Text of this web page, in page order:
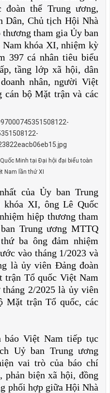
thể Trung ương,
Dân, Chủ tịch Hội Nhà
tham gia Ủy ban
khóa XI, nhiệm kỳ
397 cá nhân tiêu biểu
tầng lớp xã hội, dân
nhân, người Việt
cán bộ Mặt trận và các
Minh tại Đại hội đại biểu toàn
Nam lần thứ XI
của Ủy ban Trung
XI, ông Lê Quốc
hiệp thương tham
Trung ương MTTQ
ba ông đảm nhiệm
vào tháng 1/2023 và
là ủy viên Đảng đoàn
trận Tổ quốc Việt Nam
2/2025 là ủy viên
Mặt trận Tổ quốc, các
Việt Nam tiếp tục
Uỷ ban Trung ương
vai trò của báo chí
phản biện xã hội, đồng
phối hợp giữa Hội Nhà